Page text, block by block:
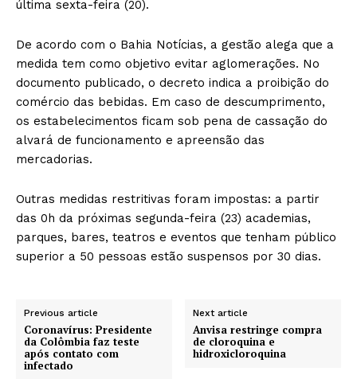
última sexta-feira (20).
De acordo com o Bahia Notícias, a gestão alega que a
medida tem como objetivo evitar aglomerações. No
documento publicado, o decreto indica a proibição do
comércio das bebidas. Em caso de descumprimento,
os estabelecimentos ficam sob pena de cassação do
alvará de funcionamento e apreensão das
mercadorias.
Outras medidas restritivas foram impostas: a partir
das 0h da próximas segunda-feira (23) academias,
parques, bares, teatros e eventos que tenham público
superior a 50 pessoas estão suspensos por 30 dias.
Previous article
Coronavírus: Presidente
da Colômbia faz teste
após contato com
infectado
Next article
Anvisa restringe compra
de cloroquina e
hidroxicloroquina